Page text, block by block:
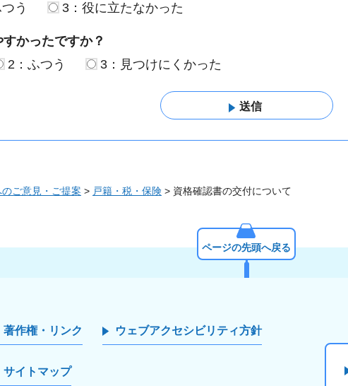
う 3：役に立たなかった
かったですか？
2：ふつう 3：見つけにくかった
ご意見・ご提案 > 戸籍・税・保険 > 資格確認書の交付について
ページの先頭へ戻る
著作権・リンク ウェブアクセシビリティ方針
サイトマップ